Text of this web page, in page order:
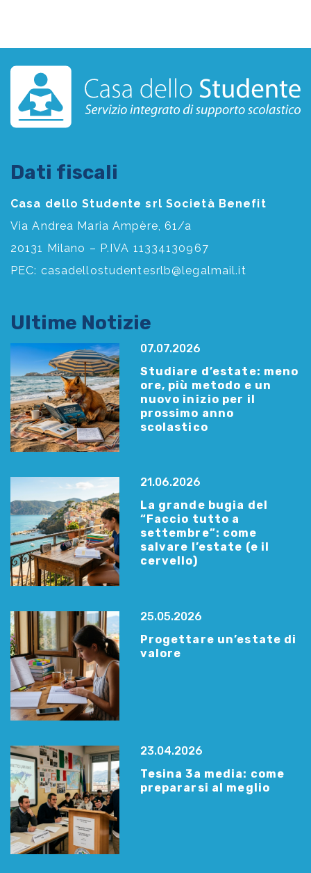
Dati fiscali
Casa dello Studente srl Società Benefit
Via Andrea Maria Ampère, 61/a
20131 Milano – P.IVA 11334130967
PEC: casadellostudentesrlb@legalmail.it
Ultime Notizie
07.07.2026
Studiare d’estate: meno
ore, più metodo e un
nuovo inizio per il
prossimo anno
scolastico
21.06.2026
La grande bugia del
“Faccio tutto a
settembre”: come
salvare l’estate (e il
cervello)
25.05.2026
Progettare un’estate di
valore
23.04.2026
Tesina 3a media: come
prepararsi al meglio